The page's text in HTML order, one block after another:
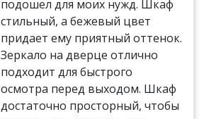
подошел для моих нужд. Шкаф
стильный, а бежевый цвет
придает ему приятный оттенок.
Зеркало на дверце отлично
подходит для быстрого
осмотра перед выходом. Шкаф
достаточно просторный, чтобы